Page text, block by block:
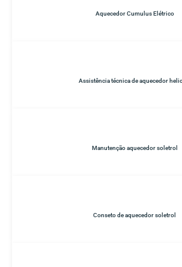
Aquecedor Cumulus Elétrico
Assistência técnica de aquecedor
Manutenção aquecedor soletrol
Conseto de aquecedor soletrol